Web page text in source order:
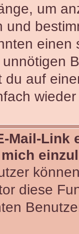
um
und
du auf
Mail-
diese